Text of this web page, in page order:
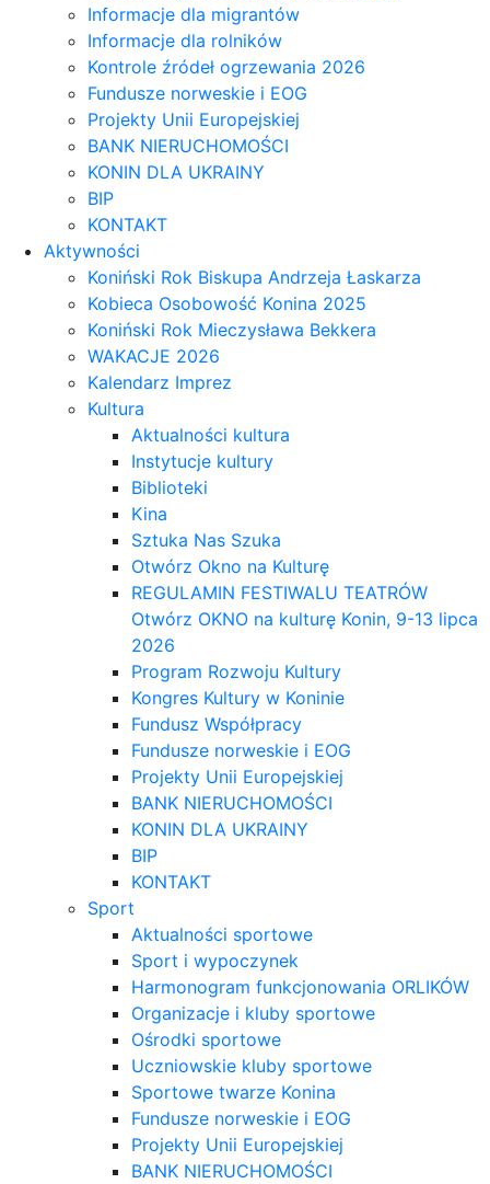
Informacje dla migrantów
Informacje dla rolników
Kontrole źródeł ogrzewania 2026
Fundusze norweskie i EOG
Projekty Unii Europejskiej
BANK NIERUCHOMOŚCI
KONIN DLA UKRAINY
BIP
KONTAKT
Aktywności
Koniński Rok Biskupa Andrzeja Łaskarza
Kobieca Osobowość Konina 2025
Koniński Rok Mieczysława Bekkera
WAKACJE 2026
Kalendarz Imprez
Kultura
Aktualności kultura
Instytucje kultury
Biblioteki
Kina
Sztuka Nas Szuka
Otwórz Okno na Kulturę
REGULAMIN FESTIWALU TEATRÓW
Otwórz OKNO na kulturę Konin, 9-13 lipca
2026
Program Rozwoju Kultury
Kongres Kultury w Koninie
Fundusz Współpracy
Fundusze norweskie i EOG
Projekty Unii Europejskiej
BANK NIERUCHOMOŚCI
KONIN DLA UKRAINY
BIP
KONTAKT
Sport
Aktualności sportowe
Sport i wypoczynek
Harmonogram funkcjonowania ORLIKÓW
Organizacje i kluby sportowe
Ośrodki sportowe
Uczniowskie kluby sportowe
Sportowe twarze Konina
Fundusze norweskie i EOG
Projekty Unii Europejskiej
BANK NIERUCHOMOŚCI